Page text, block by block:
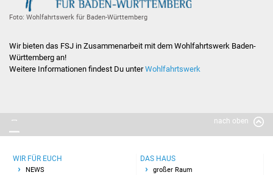
Graffiti-Workshop
Handlettering
Ehrenamt
JuHa live-Betreuerteam
Foto: Wohlfahrtswerk für Baden-Württemberg
Wir bieten das FSJ in Zusammenarbeit mit dem Wohlfahrtswerk Baden-
Württemberg an!
Weitere Informationen findest Du unterWohlfahrtswerk
nach oben
WIR FÜR EUCH
NEWS
DAS HAUS
großer Raum